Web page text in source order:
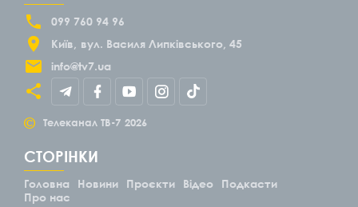
099 760 94 96
Київ
вул. Василя Липківського, 45
info@tv7.ua
© Телеканал ТВ-7 2026
СТОРІНКИ
Головна Новини Проєкти Відео
Подкасти
Про нас